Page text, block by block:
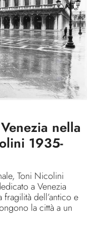
nella
1935-
Toni Nicolini
a Venezia
dell’antico e
la città a un